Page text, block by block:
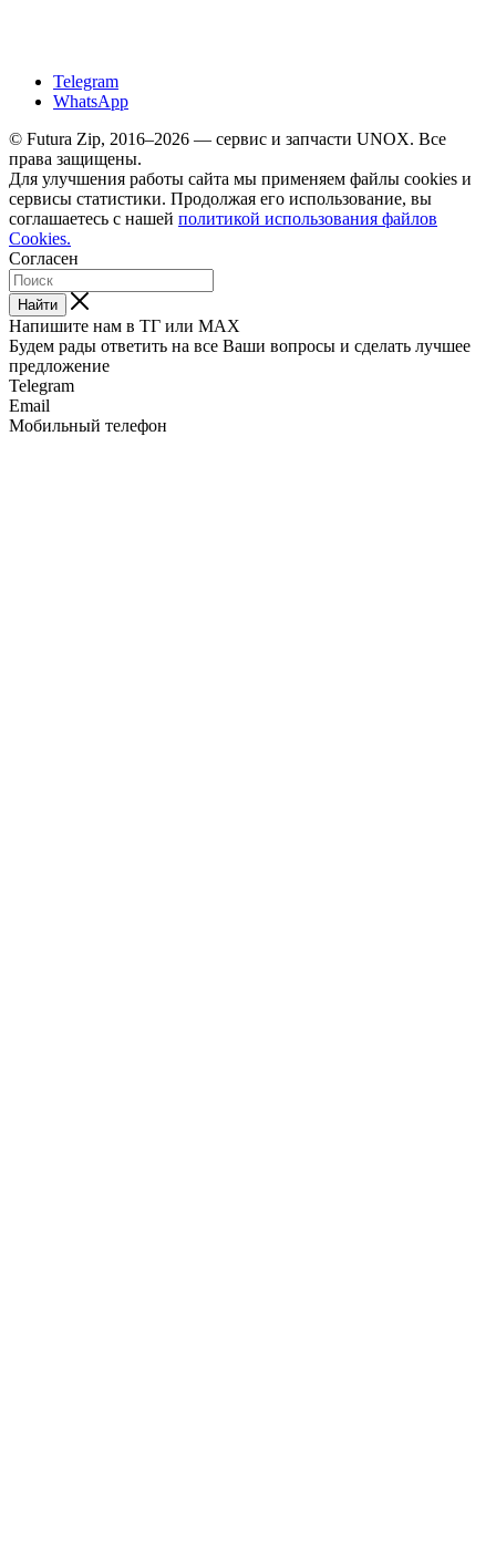
Telegram
WhatsApp
© Futura Zip, 2016–2026 — сервис и запчасти UNOX. Все
права защищены.
Для улучшения работы сайта мы применяем файлы cookies и
сервисы статистики. Продолжая его использование, вы
соглашаетесь с нашей политикой использования файлов
Cookies.
Согласен
Найти
Напишите нам в ТГ или MAX
Будем рады ответить на все Ваши вопросы и сделать лучшее
предложение
Telegram
Email
Мобильный телефон